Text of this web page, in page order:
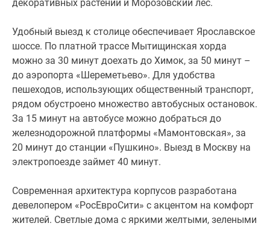
«Арт-
деко»,
отличающийся
контрастными
сочетаниями.
предложенные
доступны
светлом
и
темном
варианте.
декоративных растений и Морозовский лес.
Удобный выезд к столице обеспечивает Ярославское
шоссе. По платной трассе Мытищинская хорда
можно за 30 минут доехать до Химок, за 50 минут –
до аэропорта «Шереметьево». Для удобства
пешеходов, использующих общественный транспорт,
рядом обустроено множество автобусных остановок.
За 15 минут на автобусе можно добраться до
железнодорожной платформы «Мамонтовская», за
20 минут до станции «Пушкино». Выезд в Москву на
электропоезде займет 40 минут.
Современная архитектура корпусов разработана
девелопером «РосЕвроСити» с акцентом на комфорт
жителей. Светлые дома с яркими желтыми, зелеными